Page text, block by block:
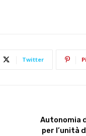
Twitter
Autonomia
per l’unità